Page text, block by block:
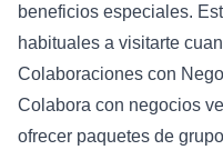
beneficios especiales.
habituales a visitarte
Colaboraciones con
Colabora con negocios
ofrecer paquetes de